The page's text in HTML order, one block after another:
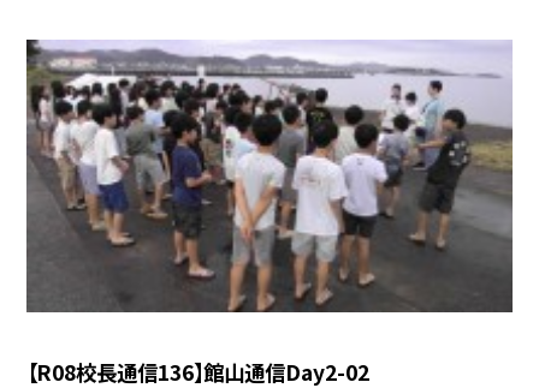
【R08校長通信136】館山通信Day2-02